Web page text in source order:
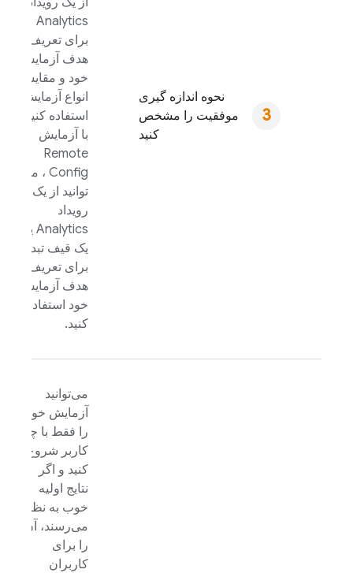
نحوه اندازه گیری
موفقیت را مشخص
کنید
Analytics
برای تعریف
هدف آزمایش
خود و مقایسه
انواع آزمایش
استفاده کنید.
با آزمایش
Remote
Config ، می
توانید از یک
رویداد
Analytics یا
یک قیف تبدیل
برای تعریف
هدف آزمایش
خود استفاده
کنید.
می‌توانید
آزمایش خود
را فقط با چند
کاربر شروع
کنید و اگر
نتایج اولیه
خوب به نظر
می‌رسند، آن
را برای
کاربران